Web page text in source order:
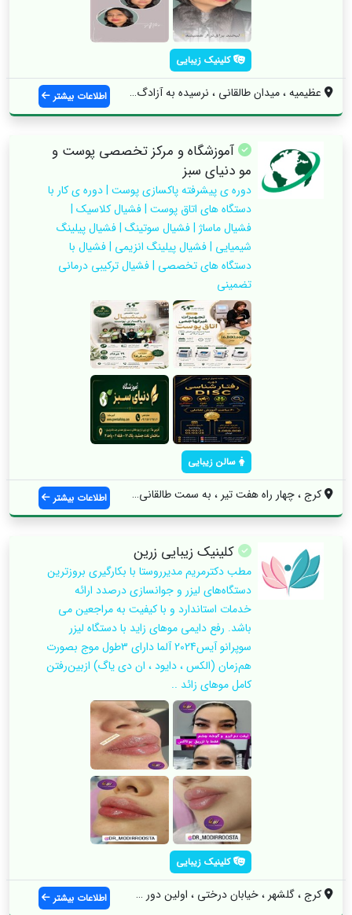
کلینیک زیبایی
عظیمیه ، میدان طالقانی ، نرسیده به آزادگ... اطلاعات بیشتر
آموزشگاه و مرکز تخصصی پوست و
مو دنیای سبز
دوره ی پیشرفته پاکسازی پوست | دوره ی کار با
دستگاه های اتاق پوست | فشیال کلاسیک |
فشیال ماساژ | فشیال سوتینگ | فشیال پیلینگ
شیمیایی | فشیال پیلینگ انزیمی | فشیال با
دستگاه های تخصصی | فشیال ترکیبی درمانی
تضمینی
سالن زیبایی
کرج ، چهار راه هفت تیر ، به سمت طالقانی ... اطلاعات بیشتر
کلینیک زیبایی زرین
مطب دکترمریم مدیرروستا با بکارگیری بروزترین
دستگاه‌های لیزر و جوانسازی درصدد ارائه
خدمات استاندارد و با کیفیت به مراجعین می
باشد. رفع دایمی موهای زاید با دستگاه لیزر
سوپرانو آیس2024 آلما دارای ۳طول موج بصورت
هم‌زمان (الکس ، دایود ، ان دی یاگ) ازبین‌رفتن
کامل موهای زائد ..
کلینیک زیبایی
کرج ، گلشهر ، خیابان درختی ، اولین دور ب... اطلاعات بیشتر